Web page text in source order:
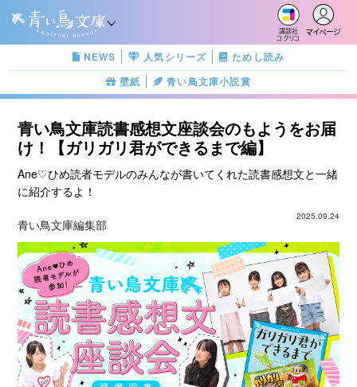
講談社
コクリコ
マイページ
NEWS 人気シリーズ
ためし読み
壁紙
青い鳥文庫小説賞
青い鳥文庫読書感想文座談会のもようをお届
け！【ガリガリ君ができるまで編】
Ane♡ひめ読者モデルのみんなが書いてくれた読書感想文と一緒
に紹介するよ！
2025.09.24
青い鳥文庫編集部